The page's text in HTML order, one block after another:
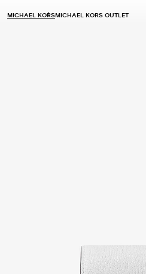
MICHAEL KORSMICHAEL KORS OUTLET